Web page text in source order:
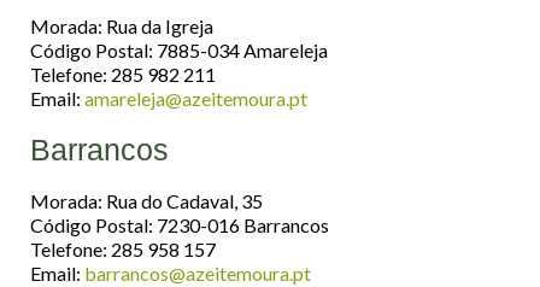
Morada: Rua da Igreja
Código Postal: 7885-034 Amareleja
Telefone: 285 982 211
Email: amareleja@azeitemoura.pt
Barrancos
Morada: Rua do Cadaval, 35
Código Postal: 7230-016 Barrancos
Telefone: 285 958 157
Email: barrancos@azeitemoura.pt